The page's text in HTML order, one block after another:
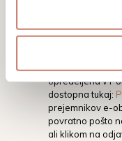
Z vpisom
da vas Mestni
Podrobnejša
podatkov ter
opredeljena v
dostopna tukaj:
prejemnikov e-
povratno pošto
ali klikom na